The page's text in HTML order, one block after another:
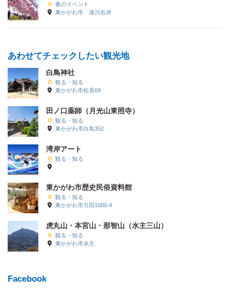
春のイベント
東かがわ市 湊川右岸
あわせてチェックしたい観光地
白鳥神社
観る・知る
東かがわ市松原69
田ノ口薬師（月光山東照寺）
観る・知る
東かがわ市白鳥352
湾岸アート
観る・知る
東かがわ市歴史民俗資料館
観る・知る
東かがわ市引田1000-4
虎丸山・本宮山・那智山（水主三山）
観る・知る
東かがわ市水主
Facebook